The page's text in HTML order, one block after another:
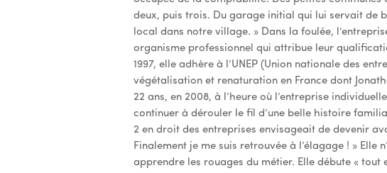
deux, puis trois. Du garage initial qui lui servait de
local dans notre village. » Dans la foulée,
organisme professionnel qui attribue leur
1997, elle adhère à l’UNEP (Union nationale des
végétalisation et renaturation en France dont
22 ans, en 2008, à l’heure où l’entreprise
continuer à dérouler le fil d’une belle histoire
2 en droit des entreprises envisageait de devenir
Finalement je me suis retrouvée à l’élagage ! »
apprendre les rouages du métier. Elle débute « tout